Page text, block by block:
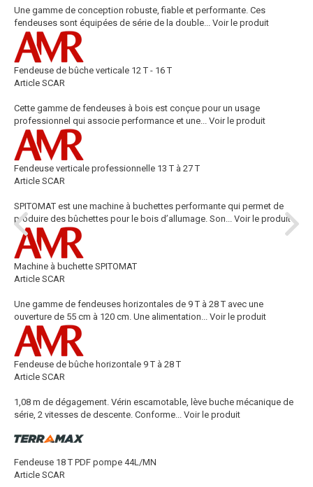
Une gamme de conception robuste, fiable et performante. Ces
fendeuses sont équipées de série de la double...
Voir le produit
Fendeuse de bûche verticale 12 T - 16 T
Article SCAR
Cette gamme de fendeuses à bois est conçue pour un usage
professionnel qui associe performance et une...
Voir le produit
Fendeuse verticale professionnelle 13 T à 27 T
Article SCAR
SPITOMAT est une machine à buchettes performante qui permet de
produire des bûchettes pour le bois d’allumage. Son...
Voir le produit
Machine à buchette SPITOMAT
Article SCAR
Une gamme de fendeuses horizontales de 9 T à 28 T avec une
ouverture de 55 cm à 120 cm. Une alimentation...
Voir le produit
Fendeuse de bûche horizontale 9 T à 28 T
Article SCAR
1,08 m de dégagement. Vérin escamotable, lève buche mécanique de
série, 2 vitesses de descente. Conforme...
Voir le produit
Fendeuse 18 T PDF pompe 44L/MN
Article SCAR